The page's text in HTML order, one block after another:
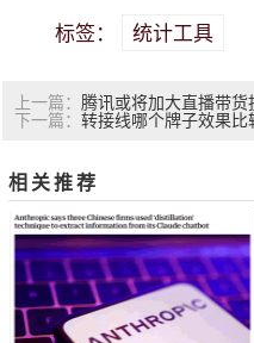
标签： 统计工具
上一篇： 腾讯或将加大直播带
下一篇： 转接线哪个牌子效果
相关推荐